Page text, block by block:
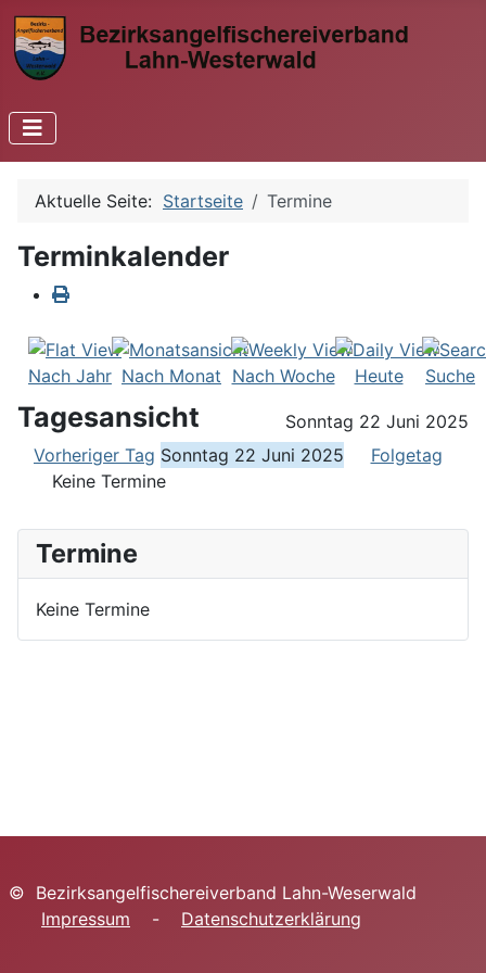
Termine
Keine Termine
Aktuelle Seite: Startseite Termine
Terminkalender
Nach Jahr Nach Monat Nach Woche Heute Suche
Tagesansicht
Sonntag 22 Juni 2025
Vorheriger Tag Sonntag 22 Juni 2025
Folgetag
Keine Termine
© Bezirksangelfischereiverband Lahn-Weserwald
Impressum - Datenschutzerklärung